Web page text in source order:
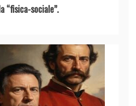
“fisica-sociale”.